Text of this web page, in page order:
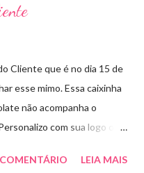
Cliente que é no dia 15 de
esse mimo. Essa caixinha
não acompanha o
com sua logo ou
ou envie e-mail para
LEIA MAIS